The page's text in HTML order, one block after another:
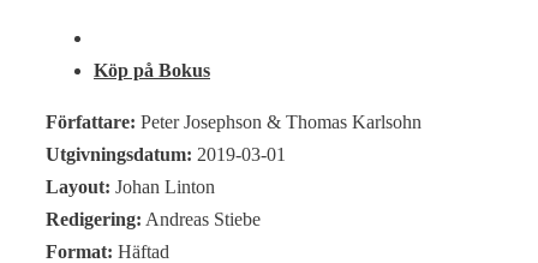
Köp på Bokus
Författare: Peter Josephson & Thomas Karlsohn
Utgivningsdatum: 2019-03-01
Layout: Johan Linton
Redigering: Andreas Stiebe
Format: Häftad